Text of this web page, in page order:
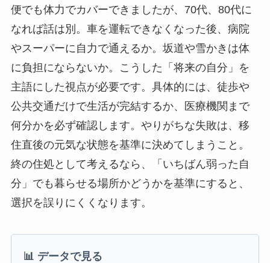
便でも体力でカバーできましたが、70代、80代に
なれば話は別。車を運転できなくなった後、病院
やスーパーに自力で通えるか。坂道や雪かきは体
に負担にならないか。こうした「将来の自分」を
主語にした視点が必要です。具体的には、徒歩や
公共交通だけで生活が完結するか、医療機関まで
何分かを必ず確認します。やりがちな失敗は、移
住直後の元気な状態を基準に決めてしまうこと。
終の住処として考えるなら、「いちばん弱った自
分」でも暮らせる場所かどうかを基準にすると、
選択を誤りにくくなります。
📊 データで見る